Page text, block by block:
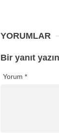
YORUMLAR
Bir yanıt yazın
Yorum *